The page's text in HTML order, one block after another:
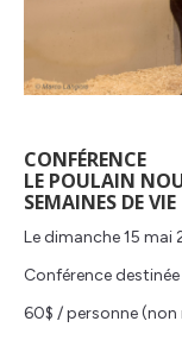
CONFÉRENCE
LE POULAIN
SEMAINES DE VIE
Le dimanche 15 mai
Conférence
60$ / personne (non